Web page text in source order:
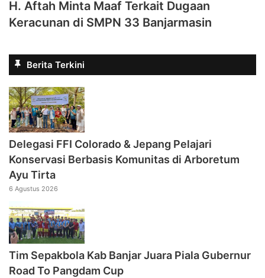
H. Aftah Minta Maaf Terkait Dugaan
Keracunan di SMPN 33 Banjarmasin
Berita Terkini
Delegasi FFI Colorado & Jepang Pelajari
Konservasi Berbasis Komunitas di Arboretum
Ayu Tirta
6 Agustus 2026
Tim Sepakbola Kab Banjar Juara Piala Gubernur
Road To Pangdam Cup